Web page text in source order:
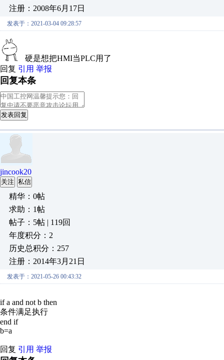
注册：2008年6月17日
发表于：2021-03-04 09:28:57
硬是想把HMI当PLC用了
回复 引用 举报
回复本条
发表回复
jincook20
关注 私信
精华：0帖
求助：1帖
帖子：5帖 | 119回
年度积分：2
历史总积分：257
注册：2014年3月21日
发表于：2021-05-26 00:43:32
if a and not b then
条件满足执行
end if
b=a
回复 引用 举报